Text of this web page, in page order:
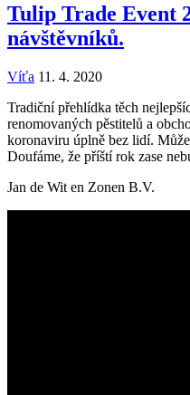
Tulip Trade Event
návštěvníků.
Víťa 11. 4. 2020
Tradiční přehlídka těch
renomovaných pěstitelů a
koronaviru úplně bez lidí.
Doufáme, že příští rok zase
Jan de Wit en Zonen B.V.